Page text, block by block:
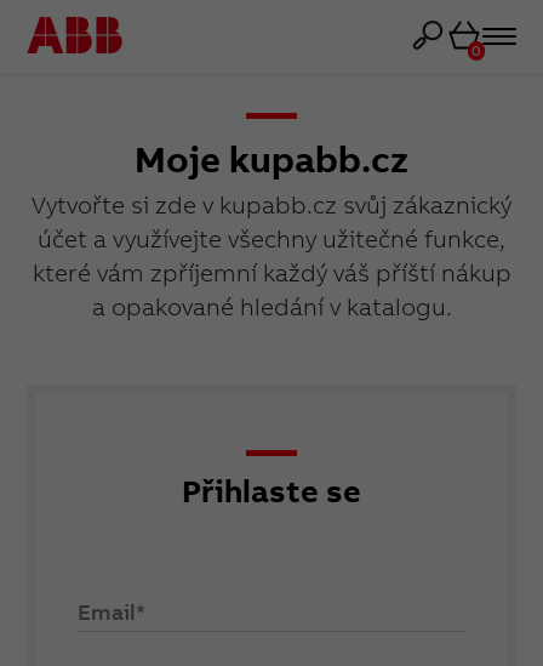
Košík
0
Moje kupabb.cz
Vytvořte si zde v kupabb.cz svůj zákaznický
účet a využívejte všechny užitečné funkce,
které vám zpříjemní každý váš příští nákup
a opakované hledání v katalogu.
Přihlaste se
Email*